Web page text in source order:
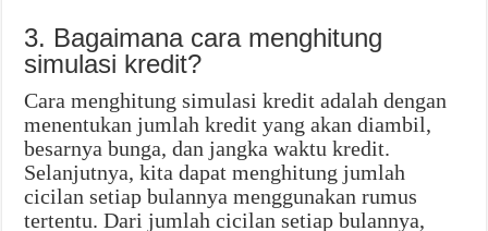
3. Bagaimana cara menghitung
simulasi kredit?
Cara menghitung simulasi kredit adalah dengan
menentukan jumlah kredit yang akan diambil,
besarnya bunga, dan jangka waktu kredit.
Selanjutnya, kita dapat menghitung jumlah
cicilan setiap bulannya menggunakan rumus
tertentu. Dari jumlah cicilan setiap bulannya,